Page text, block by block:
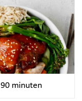
90 minuten